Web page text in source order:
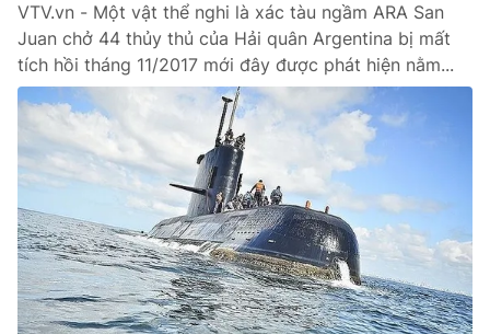
VTV.vn - Một vật thể nghi là xác tàu ngầm ARA San
Juan chở 44 thủy thủ của Hải quân Argentina bị mất
tích hồi tháng 11/2017 mới đây được phát hiện nằm...